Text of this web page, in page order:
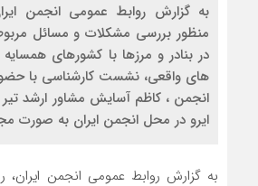
به گزارش روابط عمومی انجمن
منظور بررسی مشکلات و مسائل
در بنادر و مرزها با کشورهای
های واقعی، نشست کارشناسی با
انجمن ، کاظم آسایش مشاور ارشد تیر
ایرو در محل انجمن ایران به صورت
به گزارش روابط عمومی انجمن ایران،